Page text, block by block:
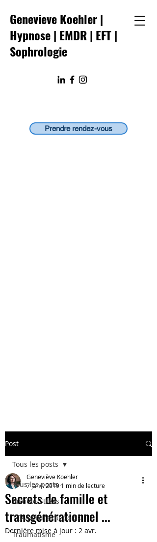
Genevieve Koehler |
Hypnose | EMDR| EFT|
Sophrologie
Prendre rendez-vous
Post
Tous les posts
Anxiété/Stress
TCA/perdre du poids
Traumatisme
Tous les posts
Secrets de famille et
transgénérationnel ...
Geneviève Koehler
7 janv. 2019 1 min de lecture
Dernière mise à jour : 2 avr.